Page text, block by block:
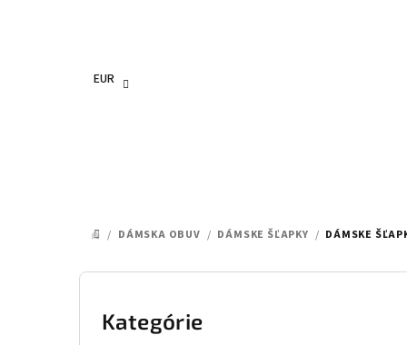
EUR
DOMOV
/ DÁMSKA OBUV / DÁMSKE ŠĽAPKY / DÁMSKE
B
Preskočiť
kategórie
Kategórie